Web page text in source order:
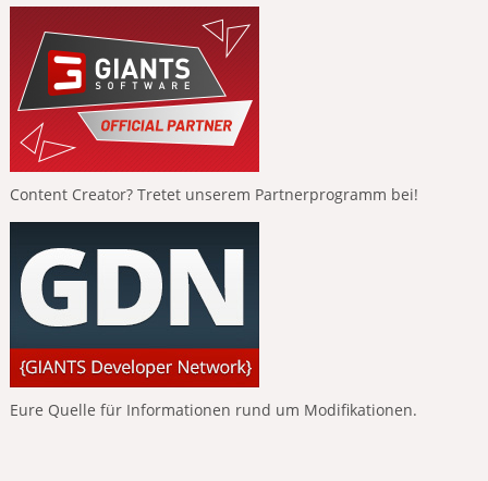
Content Creator? Tretet unserem Partnerprogramm bei!
Eure Quelle für Informationen rund um Modifikationen.